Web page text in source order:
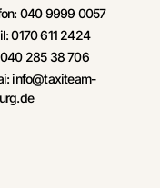
040 9999 0057
0170 611 2424
040 285 38 706
info@taxiteam-